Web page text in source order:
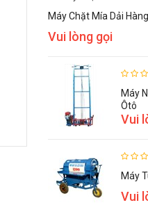
Máy Chặt Mía Dải
Vui lòng gọi
Máy
Ôtô
Vui
Máy
Vui